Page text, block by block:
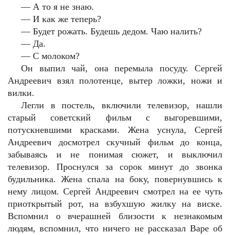
— А то я не знаю.
— И как же теперь?
— Будет рожать. Будешь дедом. Чаю налить?
— Да.
— С молоком?
Он выпил чай, она перемыла посуду. Сергей
Андреевич взял полотенце, вытер ложки, ножи и
вилки.
Легли в постель, включили телевизор, нашли
старый советский фильм с выгоревшими,
потускневшими красками. Жена уснула, Сергей
Андреевич досмотрел скучный фильм до конца,
забываясь и не понимая сюжет, и выключил
телевизор. Проснулся за сорок минут до звонка
будильника. Жена спала на боку, повернувшись к
нему лицом. Сергей Андреевич смотрел на ее чуть
приоткрытый рот, на взбухшую жилку на виске.
Вспомнил о вчерашней близости к незнакомым
людям, вспомнил, что ничего не рассказал Варе об